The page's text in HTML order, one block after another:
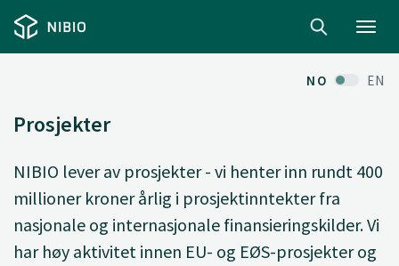
NO EN
Prosjekter
NIBIO lever av prosjekter - vi henter inn rundt 400
millioner kroner årlig i prosjektinntekter fra
nasjonale og internasjonale finansieringskilder. Vi
har høy aktivitet innen EU- og EØS-prosjekter og